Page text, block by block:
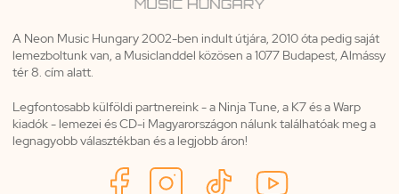
A Neon Music Hungary 2002-ben indult útjára, 2010 óta pedig saját
lemezboltunk van, a Musiclanddel közösen a 1077 Budapest, Almássy
tér 8. cím alatt.
Legfontosabb külföldi partnereink - a Ninja Tune, a K7 és a Warp
kiadók - lemezei és CD-i Magyarországon nálunk találhatóak meg a
legnagyobb választékban és a legjobb áron!